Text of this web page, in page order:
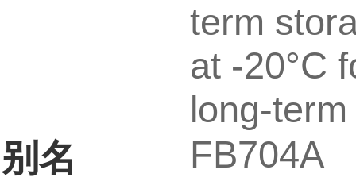
term
at -20°C
long-
别名
FB704A